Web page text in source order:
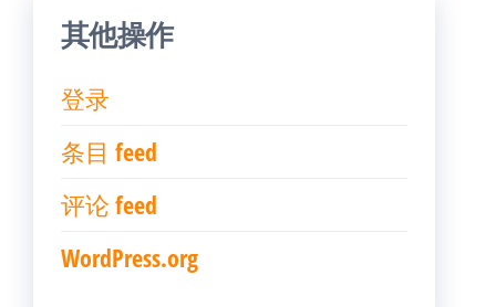
其他操作
登录
条目 feed
评论 feed
WordPress.org